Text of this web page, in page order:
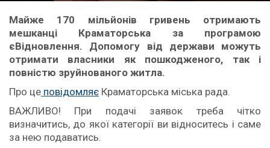
Майже 170 мільйонів гривень отримають
мешканці Краматорська за програмою
єВідновлення. Допомогу від держави можуть
отримати власники як пошкодженого, так і
повністю зруйнованого житла.
Про це повідомляє Краматорська міська рада.
ВАЖЛИВО! При подачі заявок треба чітко
визначитись, до якої категорії ви відноситесь і саме
за нею подаватись.